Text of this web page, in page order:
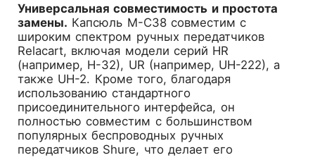
Универсальная совместимость и простота
замены. Капсюль M-C38 совместим с
широким спектром ручных передатчиков
Relacart, включая модели серий HR
(например, H-32), UR (например, UH-222), а
также UH-2. Кроме того, благодаря
использованию стандартного
присоединительного интерфейса, он
полностью совместим с большинством
популярных беспроводных ручных
передатчиков Shure, что делает его